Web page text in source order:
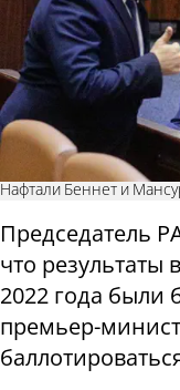
Нафтали Беннет и
Председатель
что результаты
2022 года
премьер-